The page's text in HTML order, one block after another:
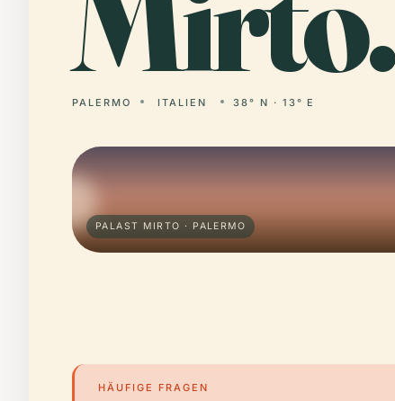
PALERMO ITALIEN 38° N · 13° E
PALAST MIRTO · PALERMO
HÄUFIGE FRAGEN